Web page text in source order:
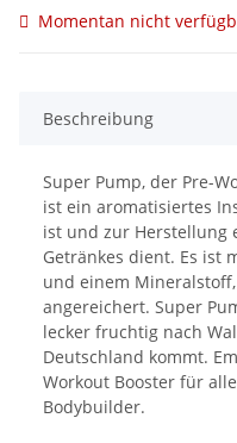
Momentan nicht
Beschreibung
Super Pump, der Pre-
ist ein aromatisiertes
ist und zur Herstellung
Getränkes dient. Es ist
und einem
angereichert. Super
lecker fruchtig nach
Deutschland kommt.
Workout Booster für
Bodybuilder.